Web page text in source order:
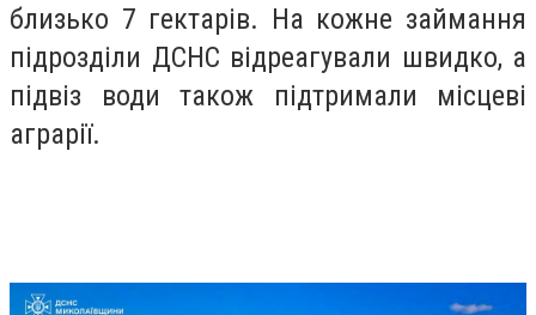
близько 7 гектарів. На кожне займання
підрозділи ДСНС відреагували швидко, а
підвіз води також підтримали місцеві
аграрії.